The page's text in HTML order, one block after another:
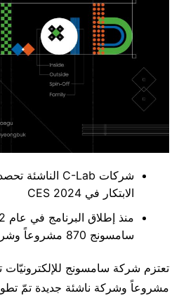
الابتكار في CES 2024
سامسونج 870 مشروعاً وشركة ناشئة
مشروعاً وشركة ناشئة جديدة تمّ